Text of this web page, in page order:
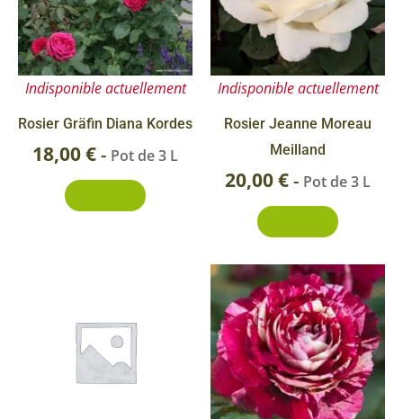
Indisponible actuellement
Rosier Gräfin Diana Kordes
18,00€- Pot de 3 L
Indisponible actuellement
Rosier Jeanne Moreau
Meilland
20,00€- Pot de 3 L